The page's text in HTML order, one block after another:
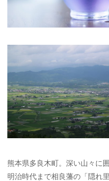
熊本県多良木町。深い山々に
明治時代まで相良藩の「隠れ